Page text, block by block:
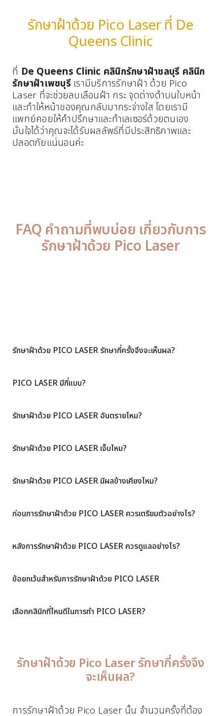
รักษาฝ้าด้วย Pico Laser ที่ De
Queens Clinic
ที่ De Queens Clinic คลินิกรักษาฝ้าชลบุรี คลินิก
รักษาฝ้าเพชบุรี เรามีบริการรักษาฝ้า ด้วย Pico
Laser ที่จะช่วยลบเลือนฝ้า กระ จุดด่างดำบนใบหน้า
และทำให้หน้าของคุณกลับมากระจ่างใส โดยเรามี
แพทย์คอยให้คำปรึกษาและทำเลเซอร์ด้วยตนเอง
มั่นใจได้ว่าคุณจะได้รับผลลัพธ์ที่มีประสิทธิภาพและ
ปลอดภัยแน่นอนค่ะ
FAQ คำถามที่พบบ่อย เกี่ยวกับการ
รักษาฝ้าด้วย Pico Laser
รักษาฝ้าด้วย PICO LASER รักษากี่ครั้งจึงจะเห็นผล?
PICO LASER มีกี่แบบ?
รักษาฝ้าด้วย PICO LASER อันตรายไหม?
รักษาฝ้าด้วย PICO LASER เจ็บไหม?
รักษาฝ้าด้วย PICO LASER มีผลข้างเคียงไหม?
ก่อนการรักษาฝ้าด้วย PICO LASER ควรเตรียมตัวอย่างไร?
หลังการรักษาฝ้าด้วย PICO LASER ควรดูแลอย่างไร?
ข้อยกเว้นสำหรับการรักษาฝ้าด้วย PICO LASER
เลือกคลินิกที่ไหนดีในการทำ PICO LASER?
รักษาฝ้าด้วย Pico Laser รักษากี่ครั้งจึง
จะเห็นผล?
การรักษาฝ้าด้วย Pico Laser นั้น จำนวนครั้งที่ต้อง